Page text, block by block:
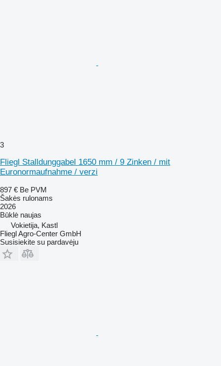
3
Fliegl Stalldunggabel 1650 mm / 9 Zinken / mit
Euronormaufnahme / verzi
897 € Be PVM
Šakės rulonams
2026
Būklė naujas
Vokietija, Kastl
Fliegl Agro-Center GmbH
Susisiekite su pardavėju